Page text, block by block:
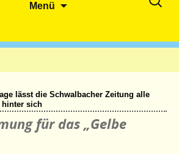
Menü
lässt die Schwalbacher Zeitung alle
hinter sich
für das „Gelbe